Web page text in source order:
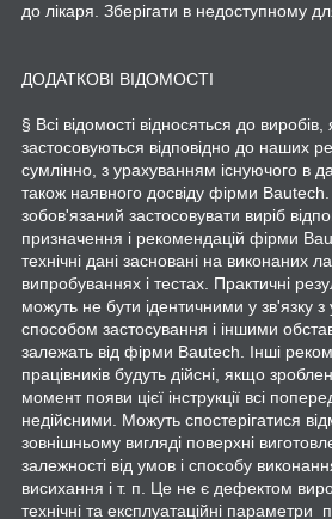
до лікаря. Зберігати в недоступному
ДОДАТКОВІ ВІДОМОСТІ
§ Всі відомості відносяться до виробів,
застосовуються відповідно до наших
сумлінно, з урахуванням існуючого в
також наявного досвіду фірми
зобов'язаний застосовувати виріб
призначення і рекомендацій фірми
технічні дані засновані на виконаних
випробуваннях і тестах. Практичні
можуть не бути ідентичними у зв'язку
способом застосування і іншими
залежать від фірми Bautech. Інші
працівників будуть дійсні, якщо
момент появи цієї інструкції всі
недійсними. Можуть спостерігатися
зовнішньому вигляді поверхні
залежності від умов і способу
висихання і т. п. Це не є дефектом
технічні та експлуатаційні параметри